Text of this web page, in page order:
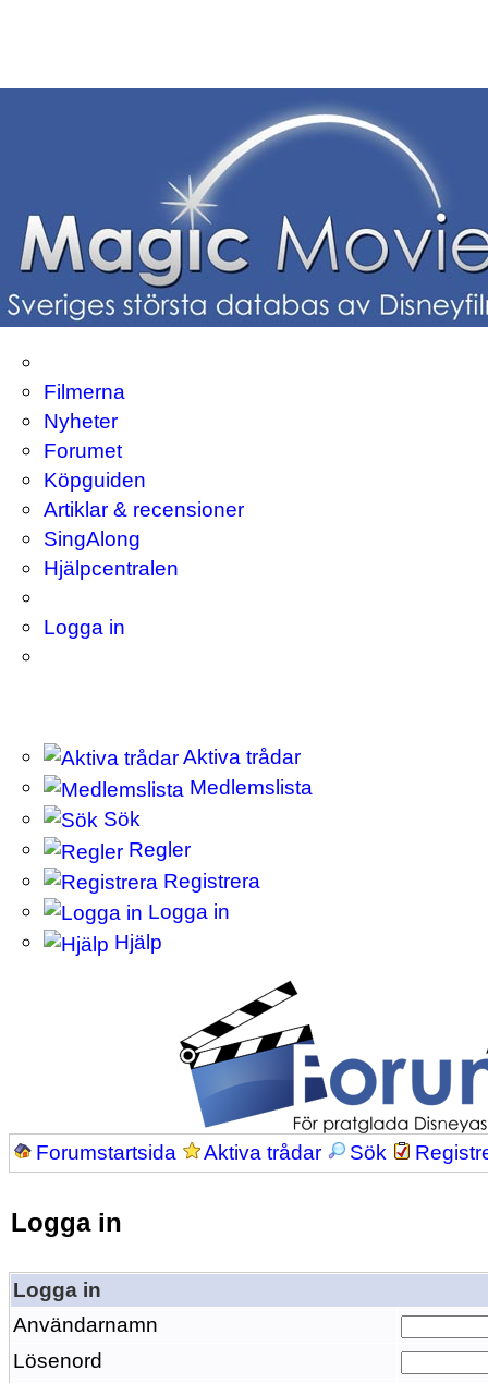
Filmerna
Nyheter
Forumet
Köpguiden
Artiklar & recensioner
SingAlong
Hjälpcentralen
Logga in
Aktiva trådar
Medlemslista
Sök
Regler
Registrera
Logga in
Hjälp
Forumstartsida Aktiva trådar Sök
Logga in
Logga in
Användarnamn
Lösenord